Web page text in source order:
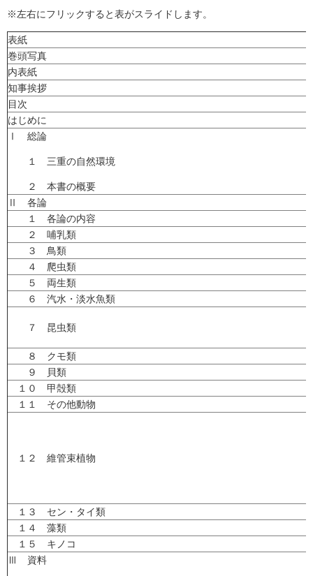
※左右にフリックすると表がスライドします。
表紙
巻頭写真
内表紙
知事挨拶
目次
はじめに
Ⅰ 総論
１ 三重の自然環境
２ 本書の概要
Ⅱ 各論
１ 各論の内容
２ 哺乳類
３ 鳥類
４ 爬虫類
５ 両生類
６ 汽水・淡水魚類
７ 昆虫類
８ クモ類
９ 貝類
１０ 甲殻類
１１ その他動物
１２ 維管束植物
１３ セン・タイ類
１４ 藻類
１５ キノコ
Ⅲ 資料